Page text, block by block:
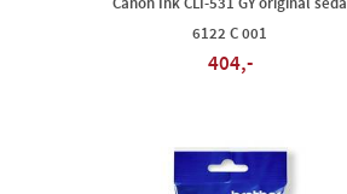
Canon Ink CLI-531 GY originál šedá
6122 C 001
404,-